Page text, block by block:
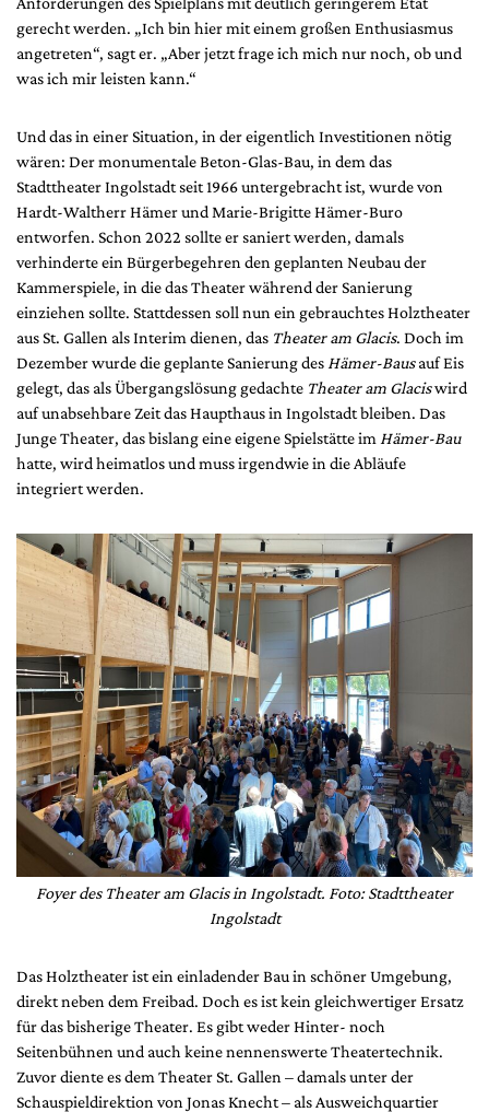
gerecht werden. „Ich bin hier mit einem großen Enthusiasmus
angetreten“, sagt er. „Aber jetzt frage ich mich nur noch, ob und
was ich mir leisten kann.“
Und das in einer Situation, in der eigentlich Investitionen nötig
wären: Der monumentale Beton-Glas-Bau, in dem das
Stadttheater Ingolstadt seit 1966 untergebracht ist, wurde von
Hardt-Waltherr Hämer und Marie-Brigitte Hämer-Buro
entworfen. Schon 2022 sollte er saniert werden, damals
verhinderte ein Bürgerbegehren den geplanten Neubau der
Kammerspiele, in die das Theater während der Sanierung
einziehen sollte. Stattdessen soll nun ein gebrauchtes Holztheater
aus St. Gallen als Interim dienen, das Theater am Glacis. Doch im
Dezember wurde die geplante Sanierung des Hämer-Bausauf Eis
gelegt, das als Übergangslösung gedachte Theater am Glaciswird
auf unabsehbare Zeit das Haupthaus in Ingolstadt bleiben. Das
Junge Theater, das bislang eine eigene Spielstätte im Hämer-Bau
hatte, wird heimatlos und muss irgendwie in die Abläufe
integriert werden.
Foyer des Theater am Glacis in Ingolstadt. Foto: Stadttheater
Ingolstadt
Das Holztheater ist ein einladender Bau in schöner Umgebung,
direkt neben dem Freibad. Doch es ist kein gleichwertiger Ersatz
für das bisherige Theater. Es gibt weder Hinter- noch
Seitenbühnen und auch keine nennenswerte Theatertechnik.
Zuvor diente es dem Theater St. Gallen – damals unter der
Schauspieldirektion von Jonas Knecht – als Ausweichquartier